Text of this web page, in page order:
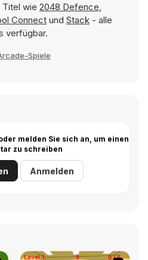
wie 2048 Defence,
Connect und Stack - alle
verfügbar.
Spiele
melden Sie sich an, um einen
zu schreiben
Anmelden